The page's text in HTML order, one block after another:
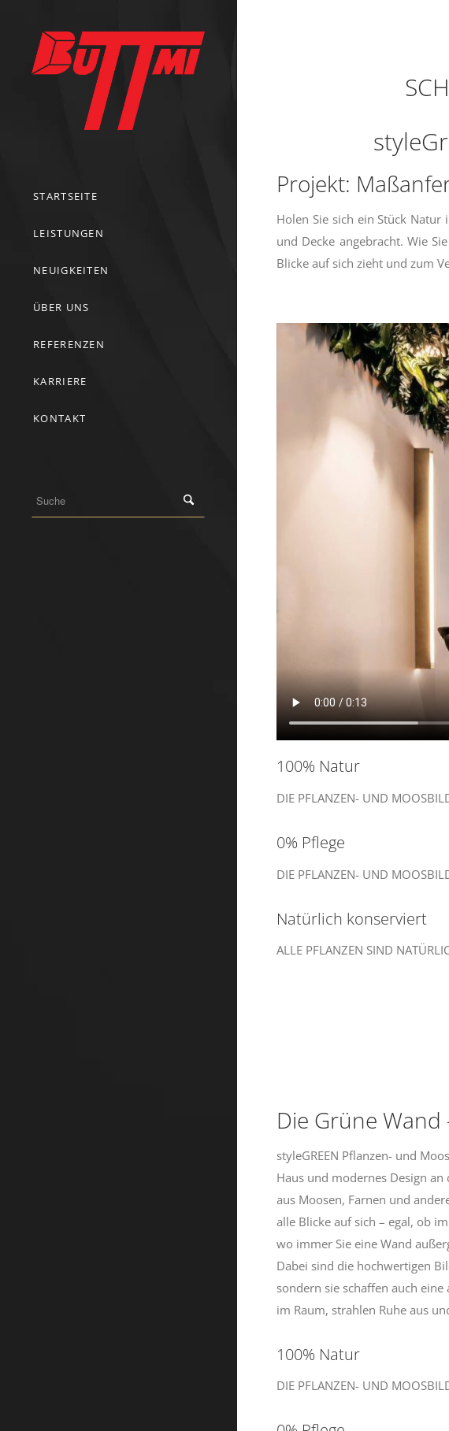
STARTSEITE
LEISTUNGEN
NEUIGKEITEN
ÜBER UNS
REFERENZEN
KARRIERE
KONTAKT
Projekt:
Holen Sie sich ein Stück
und Decke angebracht. Wie
Blicke auf sich zieht und zum
100% Natur
DIE PFLANZEN- UND
0% Pflege
DIE PFLANZEN- UND
Natürlich konserviert
ALLE PFLANZEN SIND
Die Grüne
styleGREEN Pflanzen- und
Haus und modernes Design
aus Moosen, Farnen und
alle Blicke auf sich – egal, ob
wo immer Sie eine Wand
Dabei sind die hochwertigen
sondern sie schaffen auch
im Raum, strahlen Ruhe aus
100% Natur
DIE PFLANZEN- UND